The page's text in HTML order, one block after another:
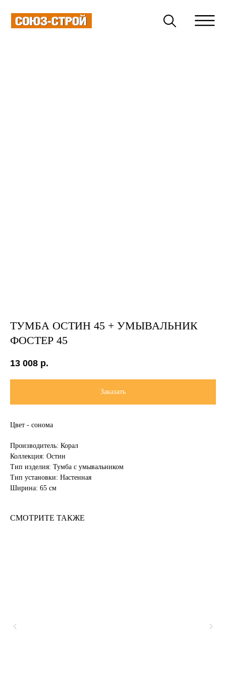
ТУМБА ОСТИН 45 + УМЫВАЛЬНИК
ФОСТЕР 45
13 008 р.
Заказать
Цвет - сонома
Производитель: Корал
Коллекция: Остин
Тип изделия: Тумба с умывальником
Тип установки: Настенная
Ширина: 65 см
СМОТРИТЕ ТАКЖЕ